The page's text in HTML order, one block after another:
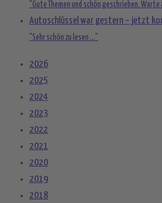
"Gute Themen und schön geschrieben. Warte
Autoschlüssel war gestern – jetzt
"Sehr schön zu lesen ..."
2026
2025
2024
2023
2022
2021
2020
2019
2018